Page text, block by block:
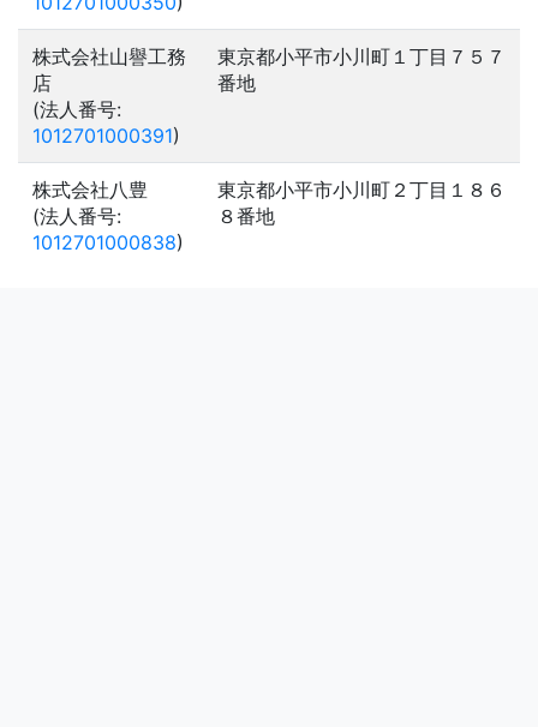
株式会社山譽工務
店
(法人番号:
1012701000391)
東京都小平市小川町１丁目７５７
番地
株式会社八豊
(法人番号:
1012701000838)
東京都小平市小川町２丁目１８６
８番地